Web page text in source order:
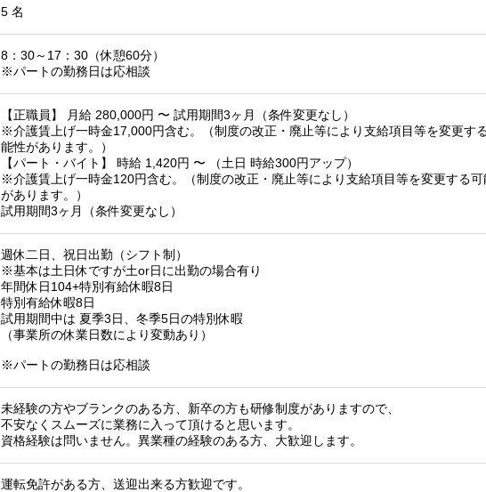
5 名
8：30～17：30（休憩60分）
※パートの勤務日は応相談
【正職員】 月給 280,000円 〜 試用期間3ヶ月（条件変更なし）
※介護賃上げ一時金17,000円含む。（制度の改正・廃止等により支給項目等を変更す
能性があります。）
【パート・バイト】 時給 1,420円 〜 （土日 時給300円アップ）
※介護賃上げ一時金120円含む。（制度の改正・廃止等により支給項目等を変更する可
があります。）
試用期間3ヶ月（条件変更なし）
週休二日、祝日出勤（シフト制）
※基本は土日休ですが土or日に出勤の場合有り
年間休日104+特別有給休暇8日
特別有給休暇8日
試用期間中は 夏季3日、冬季5日の特別休暇
（事業所の休業日数により変動あり）
※パートの勤務日は応相談
未経験の方やブランクのある方、新卒の方も研修制度がありますので、
不安なくスムーズに業務に入って頂けると思います。
資格経験は問いません。異業種の経験のある方、大歓迎します。
運転免許がある方、送迎出来る方歓迎です。